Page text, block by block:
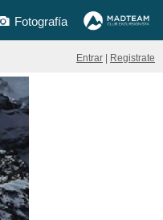
Fotografía
Entrar Registrate